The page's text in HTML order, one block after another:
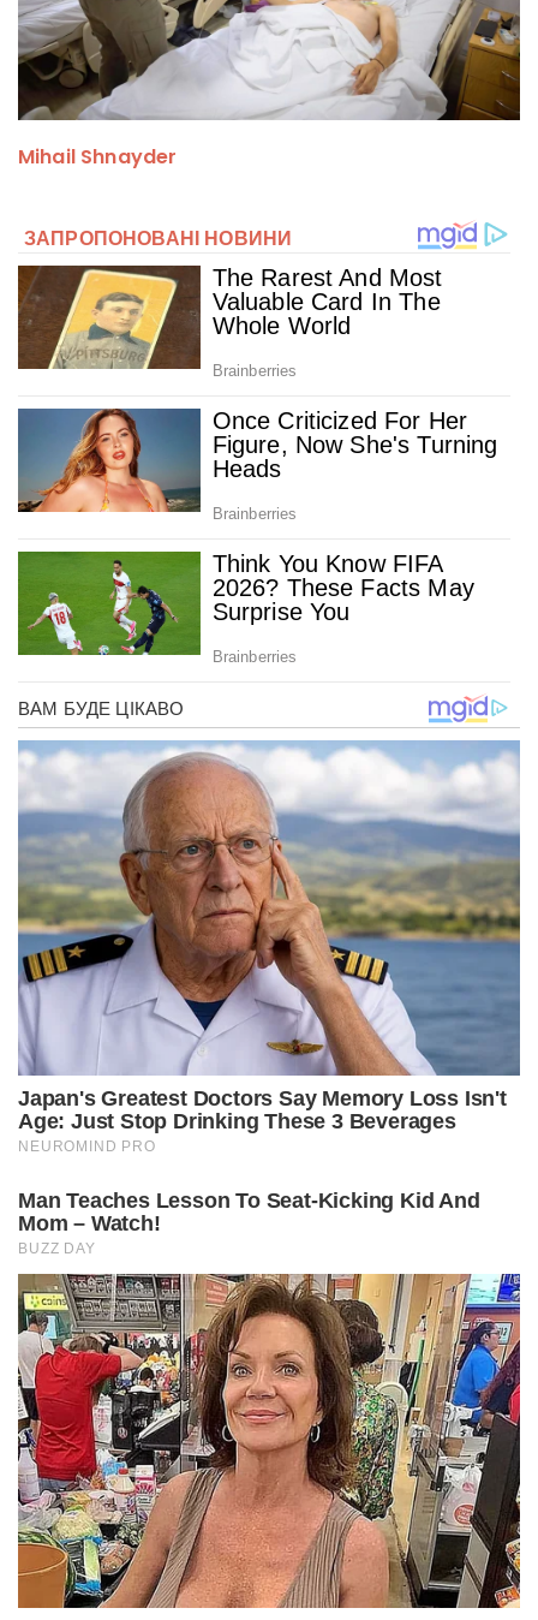
Mihail Shnayder